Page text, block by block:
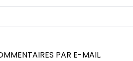
PAR E-MAIL.